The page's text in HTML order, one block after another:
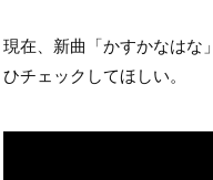
現在、新曲「かすかなはな
ひチェックしてほしい。